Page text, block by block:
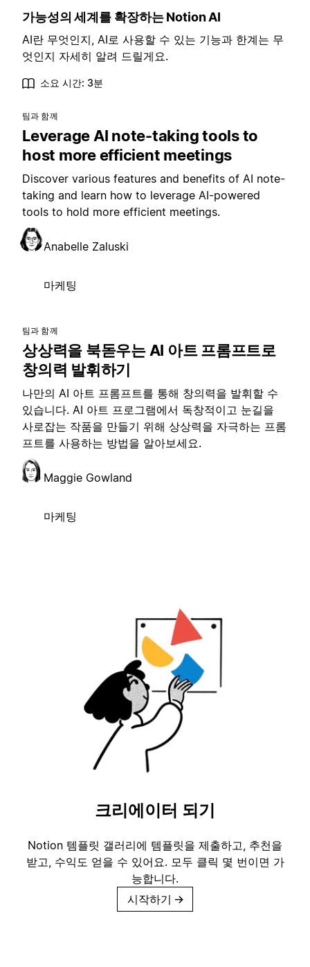
가능성의 세계를 확장하는 Notion AI
AI란 무엇인지, AI로 사용할 수 있는 기능과 한계는 무
엇인지 자세히 알려 드릴게요.
소요 시간: 3분
팀과 함께
Leverage AI note-taking tools to
host more efficient meetings
Discover various features and benefits of AI note-
taking and learn how to leverage AI-powered
tools to hold more efficient meetings.
Anabelle Zaluski
마케팅
팀과 함께
상상력을 북돋우는 AI 아트 프롬프트로
창의력 발휘하기
나만의 AI 아트 프롬프트를 통해 창의력을 발휘할 수
있습니다. AI 아트 프로그램에서 독창적이고 눈길을
사로잡는 작품을 만들기 위해 상상력을 자극하는 프롬
프트를 사용하는 방법을 알아보세요.
Maggie Gowland
마케팅
크리에이터 되기
Notion 템플릿 갤러리에 템플릿을 제출하고, 추천을
받고, 수익도 얻을 수 있어요. 모두 클릭 몇 번이면 가
능합니다.
시작하기 →